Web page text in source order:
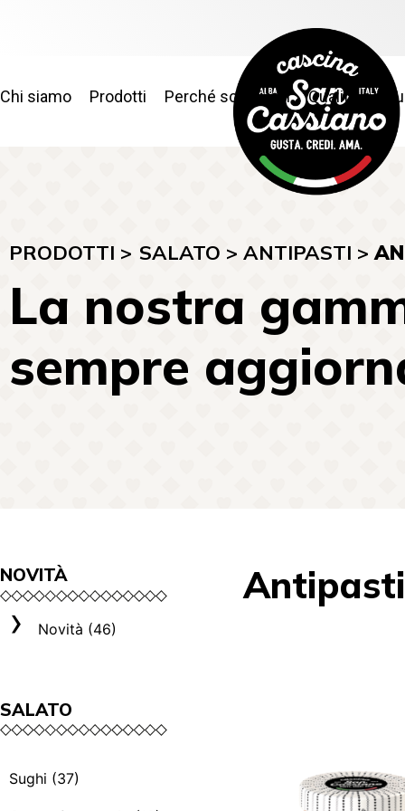
Chi siamo Prodotti Perché sceglierci Qualità e
PRODOTTI > SALATO > ANTIPASTI >
La nostra
sempre
NOVITÀ
Novità (46)
SALATO
Sughi (37)
Antipasti